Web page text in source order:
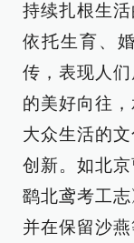
持续扎根生
依托生育、
传，表现人
的美好向往
大众生活的
创新。如北
鹞北鸢考工
并在保留沙